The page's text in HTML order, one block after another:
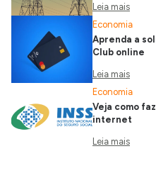
Leia mais
Economia
Aprenda a
Club online
Leia mais
Economia
Veja como
internet
Leia mais